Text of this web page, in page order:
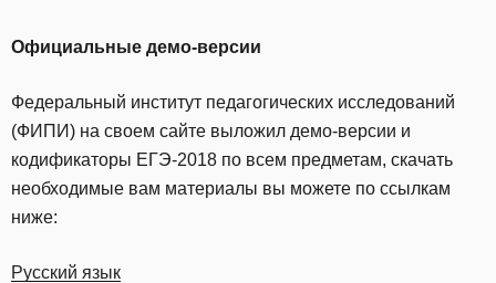
Официальные демо-версии
Федеральный институт педагогических исследований
(ФИПИ) на своем сайте выложил демо-версии и
кодификаторы ЕГЭ-2018 по всем предметам, скачать
необходимые вам материалы вы можете по ссылкам
ниже:
Русский язык